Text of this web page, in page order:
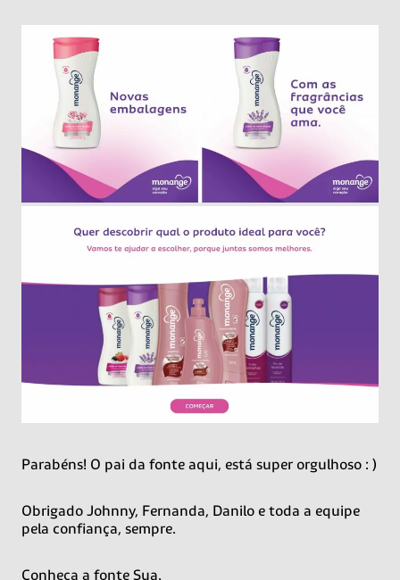
Parabéns! O pai da fonte aqui, está super orgulhoso : )
Obrigado Johnny, Fernanda, Danilo e toda a equipe
pela confiança, sempre.
Conheça a fonte Sua.